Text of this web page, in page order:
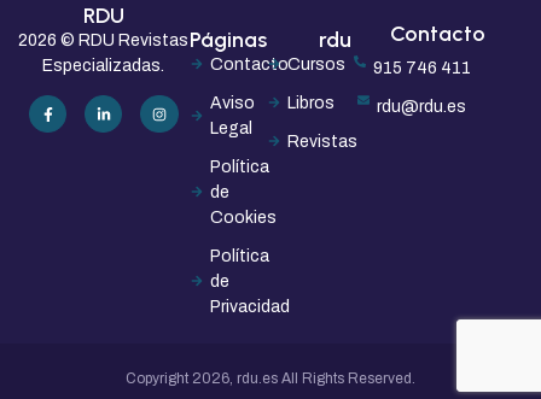
RDU
2026 © RDU Revistas
Especializadas.
Páginas
Contacto
Aviso
Legal
Política
de
Cookies
Política
de
Privacidad
rdu
Cursos
Libros
Revistas
Contacto
915 746 411
rdu@rdu.es
Copyright 2026, rdu.es All Rights Reserved.